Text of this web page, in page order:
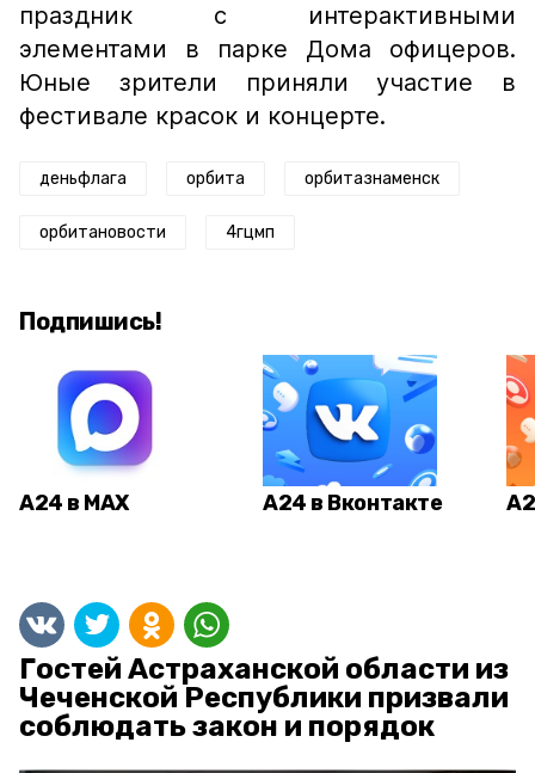
праздник с интерактивными
элементами в парке Дома офицеров.
Юные зрители приняли участие в
фестивале красок и концерте.
деньфлага орбита орбитазнаменск
орбитановости 4гцмп
Подпишись!
А24 в MAX А24 в Вконтакте
Гостей Астраханской области из
Чеченской Республики призвали
соблюдать закон и порядок